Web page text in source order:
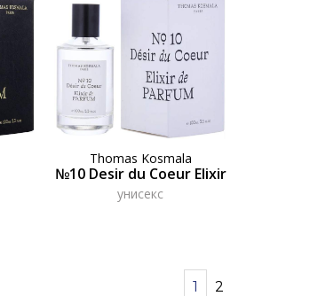
Thomas Kosmala
№10 Desir du Coeur Elixir
унисекс
1 2